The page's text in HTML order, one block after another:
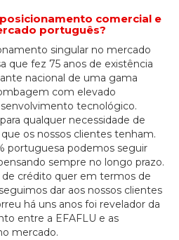
comercial e
português?
singular no mercado
que fez 75 anos de existência
nacional de uma gama
com elevado
tecnológico.
qualquer necessidade de
os nossos clientes tenham.
portuguesa podemos seguir
sempre no longo prazo.
crédito quer em termos de
dar aos nossos clientes
há uns anos foi revelador da
entre a EFAFLU e as
mercado.